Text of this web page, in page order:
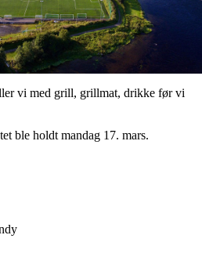
vi med grill, grillmat, drikke før vi
ble holdt mandag 17. mars.